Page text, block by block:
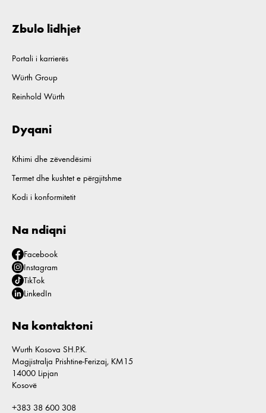
Zbulo lidhjet
Portali i karrierës
Würth Group
Reinhold Würth
Dyqani
Kthimi dhe zëvendësimi
Termet dhe kushtet e përgjitshme
Kodi i konformitetit
Na ndiqni
Facebook
Instagram
TikTok
LinkedIn
Na kontaktoni
Wurth Kosova SH.P.K.
Magjistralja Prishtine-Ferizaj, KM15
14000 Lipjan
Kosovë
+383 38 600 308